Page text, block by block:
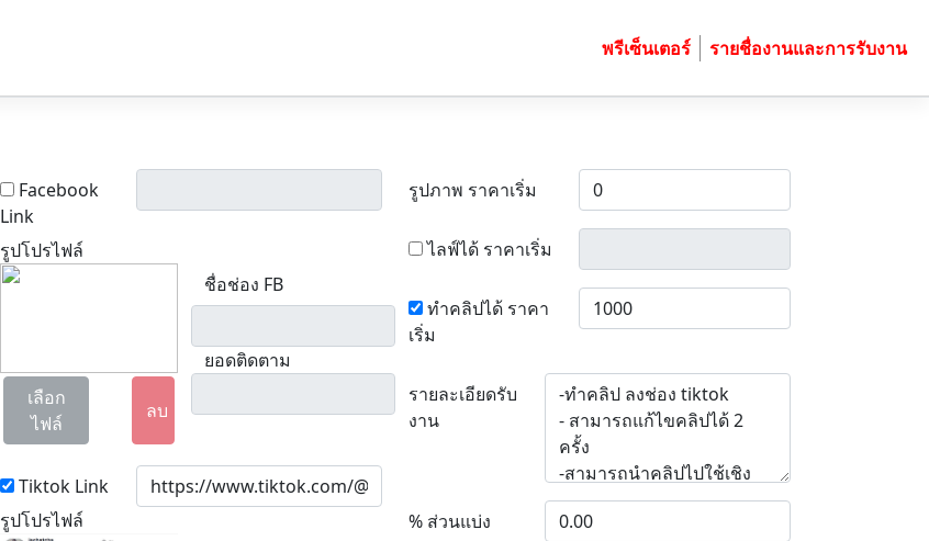
พรีเซ็นเตอร์ รายชื่องานและการรับงาน
Facebook
Link
รูปโปรไฟล์
เลือก
ไฟล์
ลบ
ชื่อช่อง FB
ยอดติดตาม
Tiktok Link
รูปโปรไฟล์
รูปภาพ ราคาเริ่ม
ไลฟ์ได้ ราคาเริ่ม
ทำคลิปได้ ราคา
เริ่ม
รายละเอียดรับ
งาน
% ส่วนแบ่ง